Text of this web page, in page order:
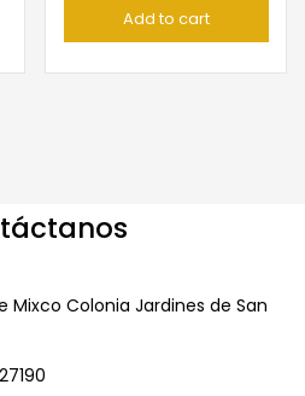
Add to cart
Mixco Colonia Jardines de San